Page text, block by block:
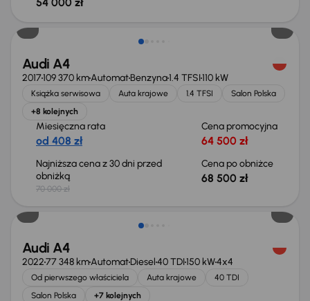
Taniej o 1 500 zł
Audi A4
2017109 370 kmAutomatBenzyna1.4 TFSI110 kW
Książka serwisowa Auta krajowe 1.4 TFSI
Salon Polska
+8 kolejnych
Miesięczna rata
od 408 zł
Cena promocyjna
64 500 zł
Najniższa cena z 30 dni przed
obniżką
70 000 zł
Cena po obniżce
68 500 zł
Taniej o 1 000 zł
Audi A4
202277 348 kmAutomatDiesel40 TDI150 kW4x4
Od pierwszego właściciela Auta krajowe
40 TDI
Salon Polska
+7 kolejnych